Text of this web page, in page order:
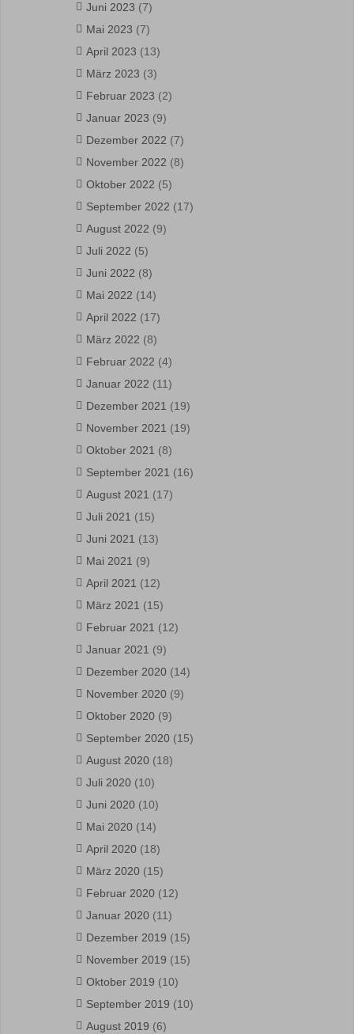
Juni 2023 (7)
Mai 2023 (7)
April 2023 (13)
März 2023 (3)
Februar 2023 (2)
Januar 2023 (9)
Dezember 2022 (7)
November 2022 (8)
Oktober 2022 (5)
September 2022 (17)
August 2022 (9)
Juli 2022 (5)
Juni 2022 (8)
Mai 2022 (14)
April 2022 (17)
März 2022 (8)
Februar 2022 (4)
Januar 2022 (11)
Dezember 2021 (19)
November 2021 (19)
Oktober 2021 (8)
September 2021 (16)
August 2021 (17)
Juli 2021 (15)
Juni 2021 (13)
Mai 2021 (9)
April 2021 (12)
März 2021 (15)
Februar 2021 (12)
Januar 2021 (9)
Dezember 2020 (14)
November 2020 (9)
Oktober 2020 (9)
September 2020 (15)
August 2020 (18)
Juli 2020 (10)
Juni 2020 (10)
Mai 2020 (14)
April 2020 (18)
März 2020 (15)
Februar 2020 (12)
Januar 2020 (11)
Dezember 2019 (15)
November 2019 (15)
Oktober 2019 (10)
September 2019 (10)
August 2019 (6)